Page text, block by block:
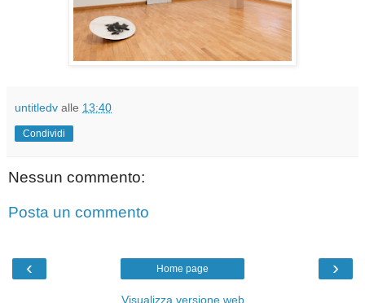
untitledv alle 13:40
Condividi
Nessun commento:
Posta un commento
‹ ›
Home page
Visualizza versione web